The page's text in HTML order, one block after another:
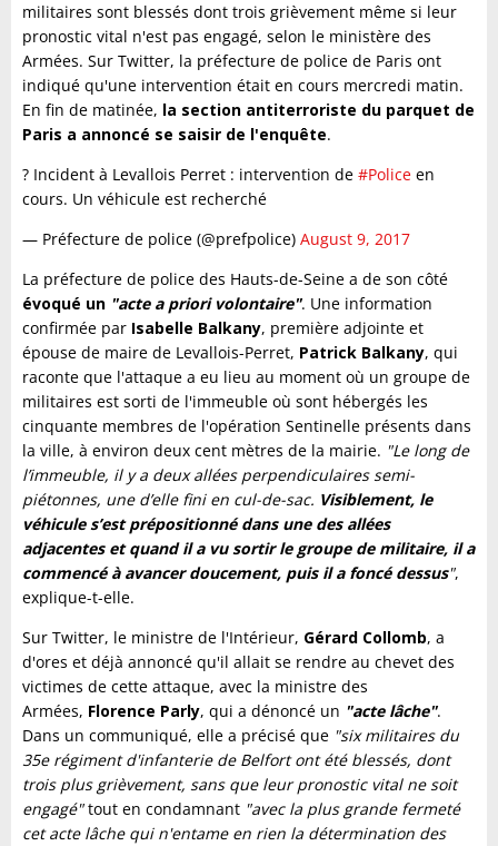
militaires sont blessés dont trois grièvement même si leur
pronostic vital n'est pas engagé, selon le ministère des
Armées. Sur Twitter, la préfecture de police de Paris ont
indiqué qu'une intervention était en cours mercredi matin.
En fin de matinée, la section antiterroriste du parquet de
Paris a annoncé se saisir de l'enquête.
? Incident à Levallois Perret : intervention de #Police en
cours. Un véhicule est recherché
— Préfecture de police (@prefpolice) August 9, 2017
La préfecture de police des Hauts-de-Seine a de son côté
évoqué un "acte a priori volontaire". Une information
confirmée par Isabelle Balkany, première adjointe et
épouse de maire de Levallois-Perret, Patrick Balkany, qui
raconte que l'attaque a eu lieu au moment où un groupe de
militaires est sorti de l'immeuble où sont hébergés les
cinquante membres de l'opération Sentinelle présents dans
la ville, à environ deux cent mètres de la mairie. "Le long de
l’immeuble, il y a deux allées perpendiculaires semi-
piétonnes, une d’elle fini en cul-de-sac. Visiblement, le
véhicule s’est prépositionné dans une des allées
adjacentes et quand il a vu sortir le groupe de militaire, il a
commencé à avancer doucement, puis il a foncé dessus",
explique-t-elle.
Sur Twitter, le ministre de l'Intérieur, Gérard Collomb, a
d'ores et déjà annoncé qu'il allait se rendre au chevet des
victimes de cette attaque, avec la ministre des
Armées, Florence Parly, qui a dénoncé un "acte lâche".
Dans un communiqué, elle a précisé que "six militaires du
35e régiment d'infanterie de Belfort ont été blessés, dont
trois plus grièvement, sans que leur pronostic vital ne soit
engagé"tout en condamnant "avec la plus grande fermeté
cet acte lâche qui n'entame en rien la détermination des